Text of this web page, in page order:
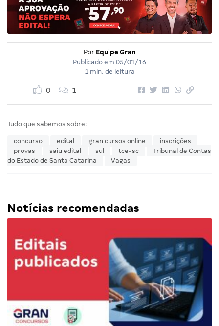
Por Equipe Gran
Publicado em 05/01/16
1 min. de leitura
0 1
Tudo que sabemos sobre:
concurso edital gran cursos online
inscrições
provas
saiu edital sul tce-sc
Tribunal de Contas
do Estado de Santa Catarina
Vagas
Notícias recomendadas